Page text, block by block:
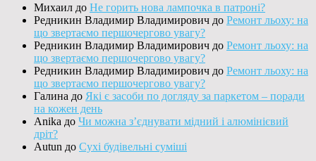
Михаил до Не горить нова лампочка в патроні?
Редникин Владимир Владимирович до Ремонт льоху: на
що звертаємо першочергово увагу?
Редникин Владимир Владимирович до Ремонт льоху: на
що звертаємо першочергово увагу?
Редникин Владимир Владимирович до Ремонт льоху: на
що звертаємо першочергово увагу?
Галина до Які є засоби по догляду за паркетом – поради
на кожен день
Anika до Чи можна з’єднувати мідний і алюмінієвий
дріт?
Autun до Сухі будівельні суміші